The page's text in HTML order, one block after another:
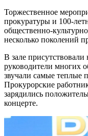
Торжественное
прокуратуры и 100-
общественно-
несколько поколений
В зале присутствовали
руководители многих
звучали самые теплые
Прокурорские
зарядились
концерте.